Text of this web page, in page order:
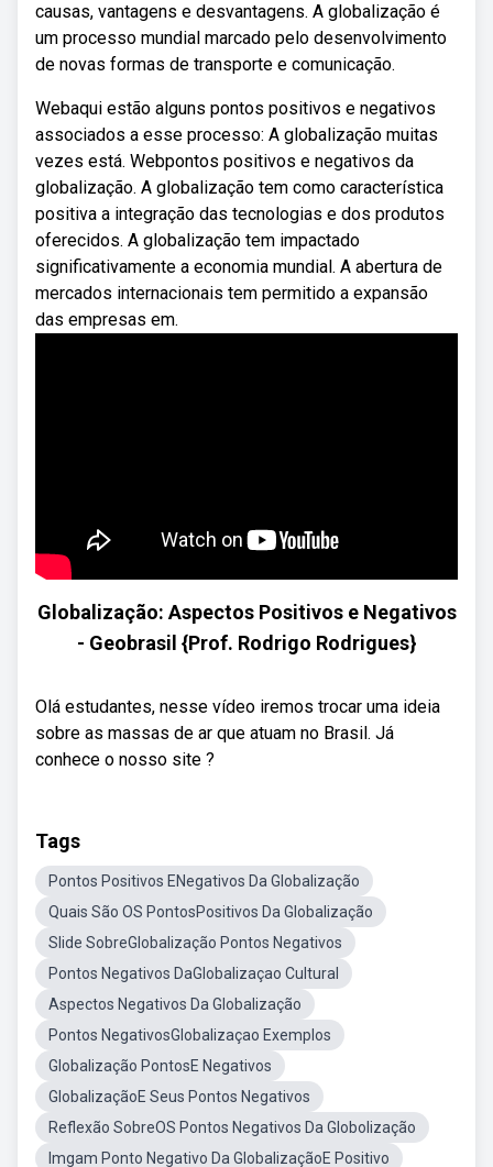
causas, vantagens e desvantagens. A globalização é
um processo mundial marcado pelo desenvolvimento
de novas formas de transporte e comunicação.
Webaqui estão alguns pontos positivos e negativos
associados a esse processo: A globalização muitas
vezes está. Webpontos positivos e negativos da
globalização. A globalização tem como característica
positiva a integração das tecnologias e dos produtos
oferecidos. A globalização tem impactado
significativamente a economia mundial. A abertura de
mercados internacionais tem permitido a expansão
das empresas em.
Globalização: Aspectos Positivos e Negativos
- Geobrasil {Prof. Rodrigo Rodrigues}
Olá estudantes, nesse vídeo iremos trocar uma ideia
sobre as massas de ar que atuam no Brasil. Já
conhece o nosso site ?
Tags
Pontos Positivos ENegativos Da Globalização
Quais São OS PontosPositivos Da Globalização
Slide SobreGlobalização Pontos Negativos
Pontos Negativos DaGlobalizaçao Cultural
Aspectos Negativos Da Globalização
Pontos NegativosGlobalizaçao Exemplos
Globalização PontosE Negativos
GlobalizaçãoE Seus Pontos Negativos
Reflexão SobreOS Pontos Negativos Da Globolização
Imgam Ponto Negativo Da GlobalizaçãoE Positivo